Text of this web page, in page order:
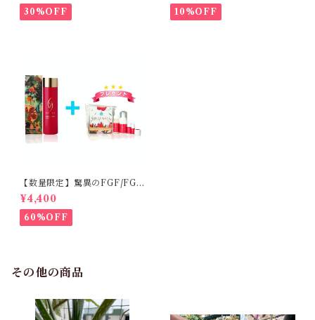
30%OFF 10%OFF
【数量限定】驚異のFGF/FGF
アンチエイジング化粧水
¥4,400
60%OFF
その他の商品